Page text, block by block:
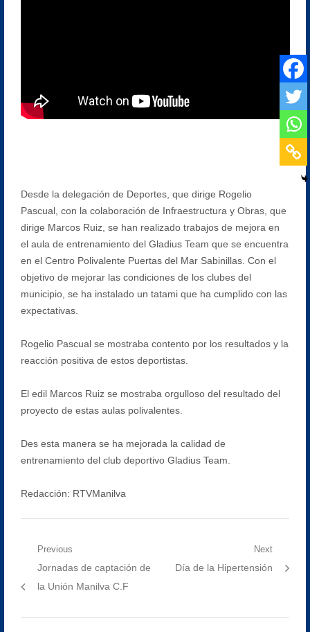
Desde la delegación de Deportes, que dirige Rogelio
Pascual, con la colaboración de Infraestructura y Obras, que
dirige Marcos Ruiz, se han realizado trabajos de mejora en
el aula de entrenamiento del Gladius Team que se encuentra
en el Centro Polivalente Puertas del Mar Sabinillas. Con el
objetivo de mejorar las condiciones de los clubes del
municipio, se ha instalado un tatami que ha cumplido con las
expectativas.
Rogelio Pascual se mostraba contento por los resultados y la
reacción positiva de estos deportistas.
El edil Marcos Ruiz se mostraba orgulloso del resultado del
proyecto de estas aulas polivalentes.
Des esta manera se ha mejorada la calidad de
entrenamiento del club deportivo Gladius Team.
Redacción: RTVManilva
Navegación
Previous
Previous
post:
Jornadas de captación de
la Unión Manilva C.F
Next
Next
Día de la Hipertensión